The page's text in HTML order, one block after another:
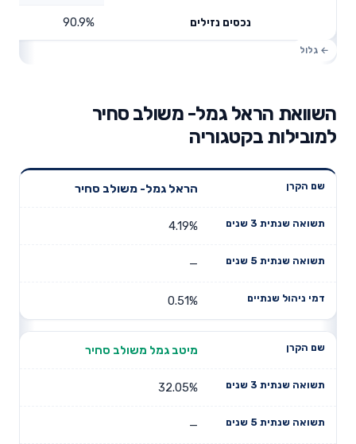
נכסים נזילים 90.9%
השוואת הראל גמל- משולב סחיר
למובילות בקטגוריה
שנים
תשואה
הראל גמל- משולב סחיר
4.19%
—
0.51%
מיטב גמל משולב סחיר
32.05%
—